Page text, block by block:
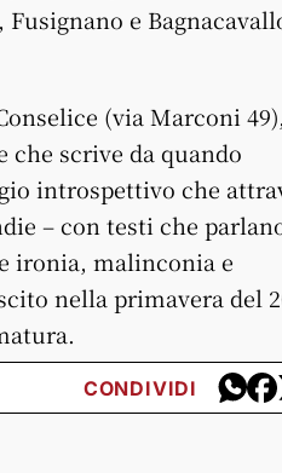
e
(via Marconi
che scrive da quando
introspettivo che
– con testi che
ironia, malinconia e
nella primavera del
CONDIVIDI